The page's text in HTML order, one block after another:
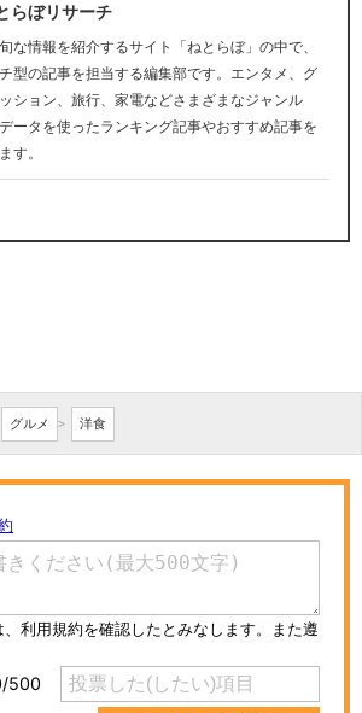
らぼリサーチ
な情報を紹介するサイト「ねとらぼ」の中で、
型の記事を担当する編集部です。エンタメ、グ
ション、旅行、家電などさまざまなジャンル
ータを使ったランキング記事やおすすめ記事を
す。
グルメ > 洋食